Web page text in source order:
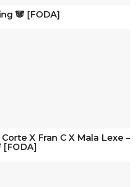
🐼 [FODA]
X Fran C X Mala Lexe –
[FODA]